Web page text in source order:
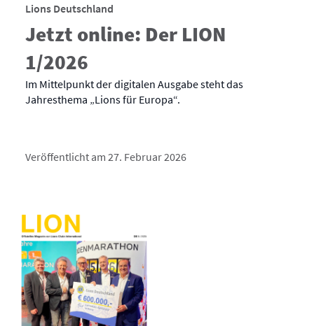
Lions Deutschland
Jetzt online: Der LION
1/2026
Im Mittelpunkt der digitalen Ausgabe steht das
Jahresthema „Lions für Europa“.
Veröffentlicht am 27. Februar 2026